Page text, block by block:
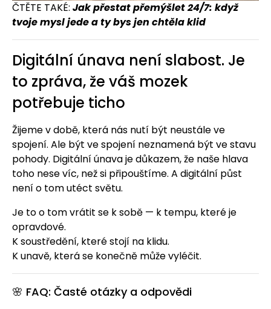
ČTĚTE TAKÉ: Jak přestat přemýšlet 24/7: když
tvoje mysl jede a ty bys jen chtěla klid
Digitální únava není slabost. Je
to zpráva, že váš mozek
potřebuje ticho
Žijeme v době, která nás nutí být neustále ve
spojení. Ale být ve spojení neznamená být ve stavu
pohody. Digitální únava je důkazem, že naše hlava
toho nese víc, než si připouštíme. A digitální půst
není o tom utéct světu.
Je to o tom vrátit se k sobě — k tempu, které je
opravdové.
K soustředění, které stojí na klidu.
K unavě, která se konečně může vyléčit.
🌸 FAQ: Časté otázky a odpovědi